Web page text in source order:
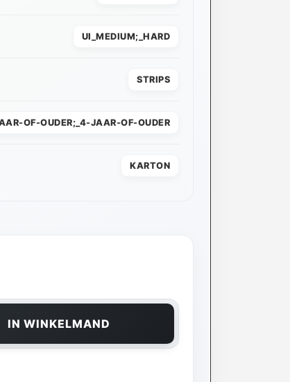
UI_MEDIUM;_HARD
STRIPS
OF-OUDER;_4-JAAR-OF-OUDER
KARTON
IN WINKELMAND